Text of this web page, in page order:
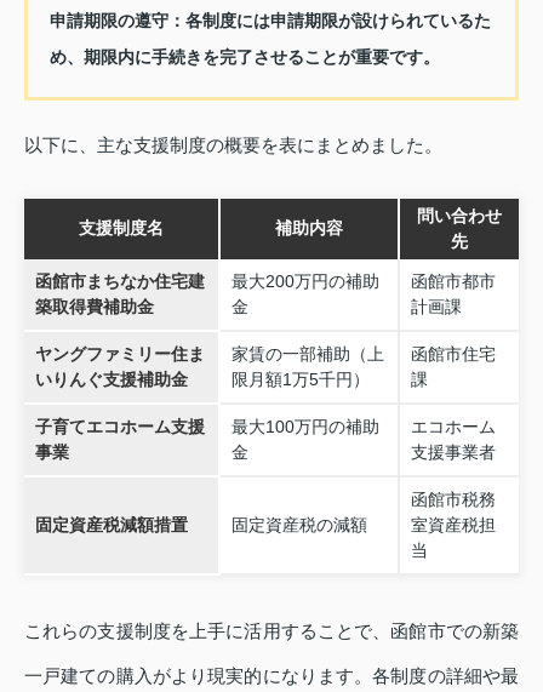
申請期限の遵守：各制度には申請期限が設けられているた
め、期限内に手続きを完了させることが重要です。
以下に、主な支援制度の概要を表にまとめました。
支援制度名 補助内容
問い合わせ
先
函館市まちなか住宅建
築取得費補助金
最大200万円の補助
金
函館市都市
計画課
ヤングファミリー住ま
いりんぐ支援補助金
家賃の一部補助（上
限月額1万5千円）
函館市住宅
課
子育てエコホーム支援
事業
最大100万円の補助
金
エコホーム
支援事業者
固定資産税減額措置 固定資産税の減額
函館市税務
室資産税担
当
これらの支援制度を上手に活用することで、函館市での新築
一戸建ての購入がより現実的になります。各制度の詳細や最